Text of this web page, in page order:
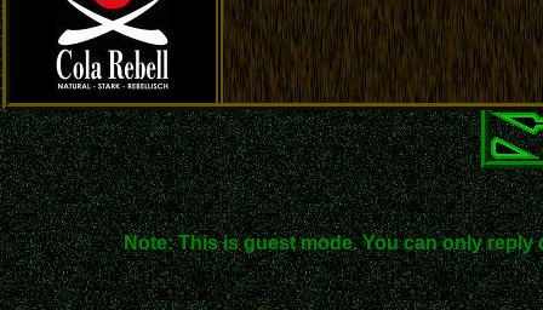
Note: This is guest mode. You can only